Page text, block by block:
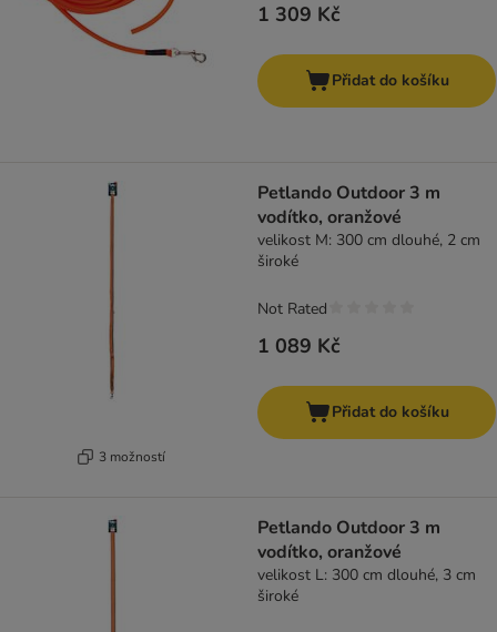
1 309 Kč
Přidat do košíku
3 možností
Petlando Outdoor 3 m
vodítko, oranžové
velikost M: 300 cm dlouhé, 2 cm
široké
1 089 Kč
Not Rated
Přidat do košíku
Petlando Outdoor 3 m
vodítko, oranžové
velikost L: 300 cm dlouhé, 3 cm
široké